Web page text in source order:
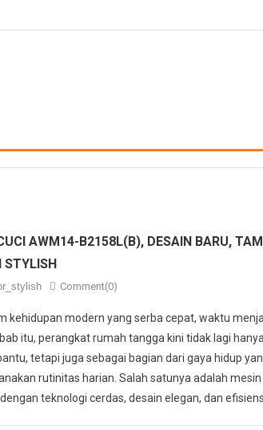
AWM14-B2158L(B), DESAIN BARU,
STYLISH
Comment(0)
kehidupan modern yang serba cepat, waktu
itu, perangkat rumah tangga kini tidak lagi hanya
tetapi juga sebagai bagian dari gaya hidup
rutinitas harian. Salah satunya adalah mesin
teknologi cerdas, desain elegan, dan